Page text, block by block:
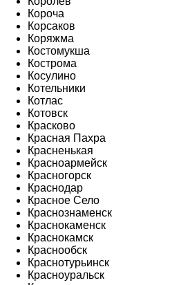
Короча
Корсаков
Коряжма
Костомукша
Кострома
Косулино
Котельники
Котлас
Котовск
Красково
Красная Пахра
Красненькая
Красноармейск
Красногорск
Краснодар
Красное Село
Краснознаменск
Краснокаменск
Краснокамск
Краснообск
Краснотурьинск
Красноуральск